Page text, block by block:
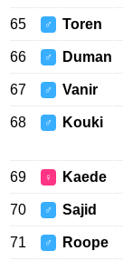
65 ♂ Toren
66 ♂ Duman
67 ♂ Vanir
68 ♂ Kouki
69 ♀ Kaede
70 ♂ Sajid
71 ♂ Roope